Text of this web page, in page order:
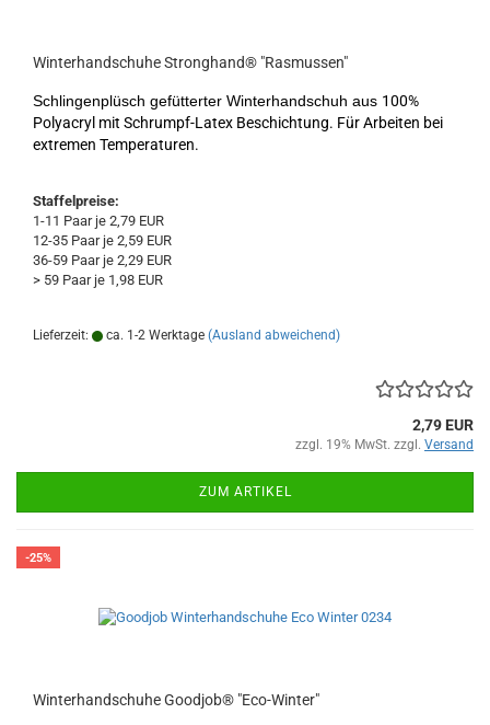
Winterhandschuhe Stronghand® "Rasmussen"
Schlingenplüsch gefütterter Winterhandschuh aus 100%
Polyacryl mit Schrumpf-Latex Beschichtung. Für Arbeiten bei
extremen Temperaturen.
Staffelpreise:
1-11 Paar je 2,79 EUR
12-35 Paar je 2,59 EUR
36-59 Paar je 2,29 EUR
> 59 Paar je 1,98 EUR
Lieferzeit: ca. 1-2 Werktage (Ausland abweichend)
2,79 EUR
zzgl. 19% MwSt. zzgl. Versand
ZUM ARTIKEL
-25%
Winterhandschuhe Goodjob® "Eco-Winter"